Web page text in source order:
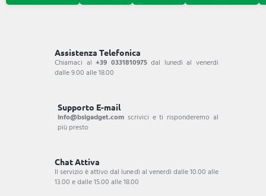
Assistenza Telefonica
Chiamaci al+39 0331810975dal lunedì al venerdi
dalle 9.00 alle 18.00
Supporto E-mail
info@bsigadget.com scrivici e ti risponderemo al
più presto
Chat Attiva
Il servizio è attivo dal lunedì al venerdì dalle 10.00 alle
13.00 e dalle 15.00 alle 18.00